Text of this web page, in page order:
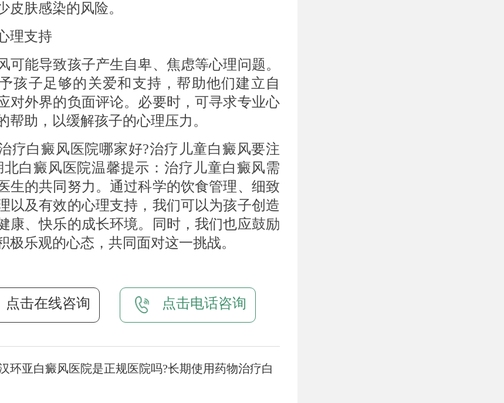
皮肤感染的风险。
支持
能导致孩子产生自卑、焦虑等心理问题。
孩子足够的关爱和支持，帮助他们建立自
对外界的负面评论。必要时，可寻求专业心
帮助，以缓解孩子的心理压力。
白癜风医院哪家好?治疗儿童白癜风要注
北白癜风医院温馨提示：治疗儿童白癜风需
生的共同努力。通过科学的饮食管理、细致
以及有效的心理支持，我们可以为孩子创造
康、快乐的成长环境。同时，我们也应鼓励
极乐观的心态，共同面对这一挑战。
点击在线咨询 点击电话咨询
环亚白癜风医院是正规医院吗?长期使用药物治疗白